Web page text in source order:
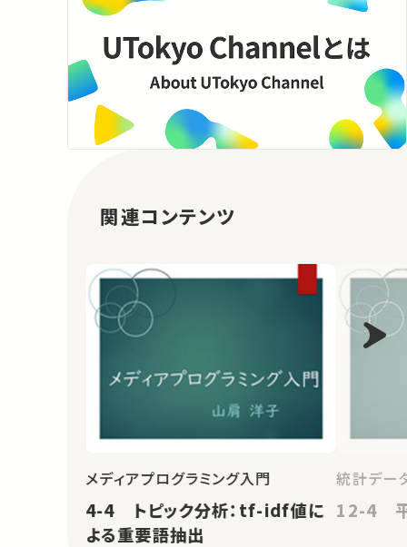
関連コンテンツ
メディアプログラミング入門
4-4 トピック分析：tf-idf値に
よる重要語抽出
統計デー
12-4 平